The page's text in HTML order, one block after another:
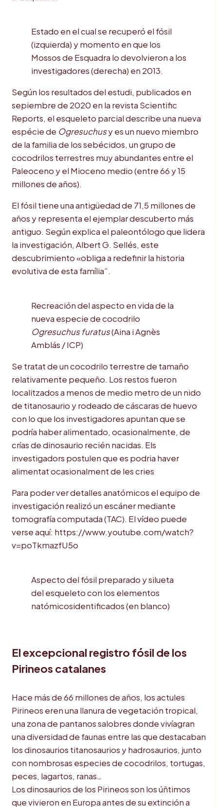
Estado en el cual se recuperó el fósil
(izquierda) y momento en que los
Mossos de Esquadra lo devolvieron a los
investigadores (derecha) en 2013.
Según los resultados del estudi, publicados en
sepiembre de 2020 en la revista Scientific
Reports, el esqueleto parcial describe una nueva
espécie de Ogresuchusy es un nuevo miembro
de la familia de los sebécidos, un grupo de
cocodrilos terrestres muy abundantes entre el
Paleoceno y el Mioceno medio (entre 66 y 15
millones de años).
El fósil tiene una antigüedad de 71,5 millones de
años y representa el ejemplar descuberto más
antiguo. Según explica el paleontólogo que lidera
la investigación, Albert G. Sellés, este
descubrimiento «obliga a redefinir la historia
evolutiva de esta família”.
Recreación del aspecto en vida de la
nueva especie de cocodrilo
Ogresuchus furatus(Aina i Agnès
Amblás / ICP)
Se tratat de un cocodrilo terrestre de tamaño
relativamente pequeño. Los restos fueron
localitzados a menos de medio metro de un nido
de titanosaurio y rodeado de cáscaras de huevo
con lo que los investigadores apuntan que se
podría haber alimentado, ocasionalmente, de
crías de dinosaurio recién nacidas. Els
investigadors postulen que es podria haver
alimentat ocasionalment de les cries
Para poder ver detalles anatómicos el equipo de
investigación realizó un escáner mediante
tomografía computada (TAC). El vídeo puede
verse aquí: https://www.youtube.com/watch?
v=poTkmazfU5o
Aspecto del fósil preparado y silueta
del esqueleto con los elementos
natómicosidentificados (en blanco)
El excepcional registro fósil de los
Pirineos catalanes
Hace más de 66 millones de años, los actules
Pirineos eren una llanura de vegetación tropical,
una zona de pantanos salobres donde vivíagran
una diversidad de faunas entre las que destacaban
los dinosaurios titanosaurios y hadrosaurios, junto
con nombrosas especies de cocodrilos, tortugas,
peces, lagartos, ranas…
Los dinosaurios de los Pirineos son los úñtimos
que vivieron en Europa antes de su extinción a